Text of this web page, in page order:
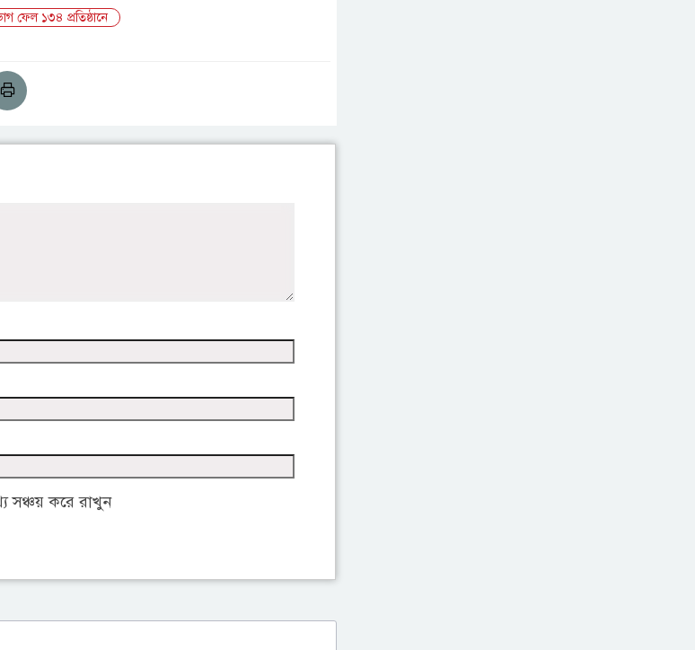
ফেল ১৩৪ প্রতিষ্ঠানে
সঞ্চয় করে রাখুন